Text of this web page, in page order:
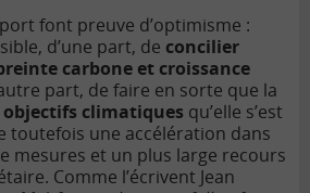
font preuve d’optimisme :
d’une part, de concilier
carbone et croissance
part, de faire en sorte que la
objectifs climatiques qu’elle s’est
toutefois une accélération dans
mesures et un plus large recours
Comme l’écrivent Jean